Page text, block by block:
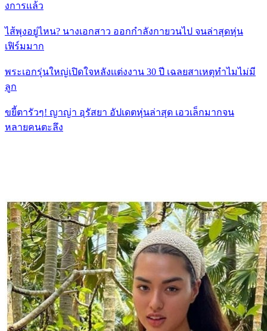
งการเเล้ว
ไส้พุงอยู่ไหน? นางเอกสาว ออกกำลังกายวนไป จนล่าสุดหุ่น
เฟิร์มมาก
พระเอกรุ่นใหญ่เปิดใจหลังเเต่งงาน 30 ปี เฉลยสาเหตุทำไมไม่มี
ลูก
ขยี้ตารัวๆ! ญาญ่า อุรัสยา อัปเดตหุ่นล่าสุด เอวเล็กมากจน
หลายคนตะลึง